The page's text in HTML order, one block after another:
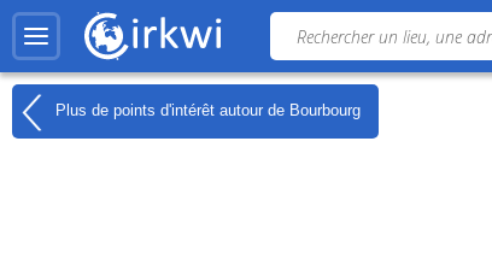
Plus de points d'intérêt autour de Bourbourg